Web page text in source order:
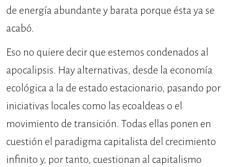
de energía abundante y barata porque ésta ya se
acabó.
Eso no quiere decir que estemos condenados al
apocalipsis. Hay alternativas, desde la economía
ecológica a la de estado estacionario, pasando por
iniciativas locales como las ecoaldeas o el
movimiento de transición. Todas ellas ponen en
cuestión el paradigma capitalista del crecimiento
infinito y, por tanto, cuestionan al capitalismo